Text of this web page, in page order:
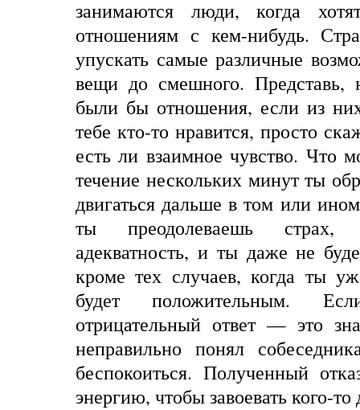
занимаются люди, когда
отношениям с кем-нибудь.
упускать самые различные
вещи до смешного. Представь,
были бы отношения, если из
тебе кто-то нравится, просто
есть ли взаимное чувство. Что
течение нескольких минут ты
двигаться дальше в том или
ты преодолеваешь страх,
адекватность, и ты даже не
кроме тех случаев, когда ты
будет положительным.
отрицательный ответ — это
неправильно понял
беспокоиться. Полученный
энергию, чтобы завоевать кого-то